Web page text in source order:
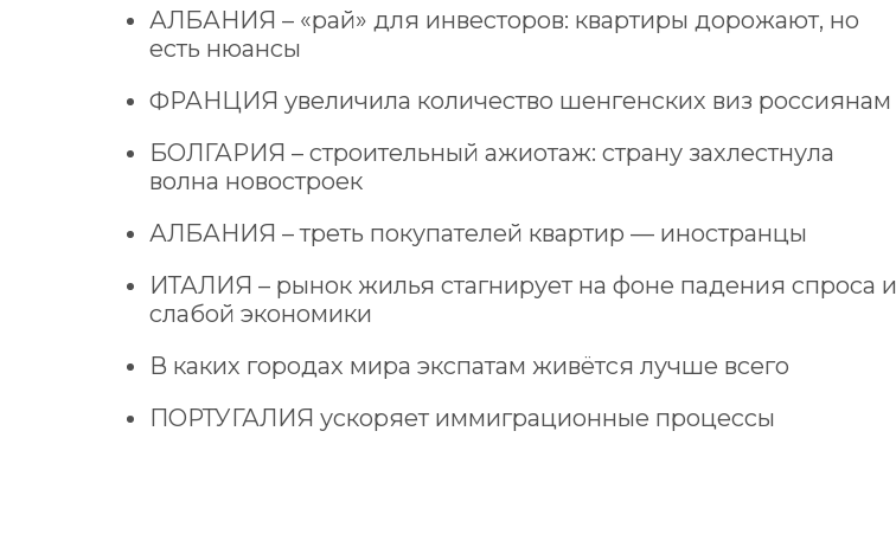
АЛБАНИЯ – «рай» для инвесторов: квартиры дорожают, но
есть нюансы
ФРАНЦИЯ увеличила количество шенгенских виз россиянам
БОЛГАРИЯ – строительный ажиотаж: страну захлестнула
волна новостроек
АЛБАНИЯ – треть покупателей квартир — иностранцы
ИТАЛИЯ – рынок жилья стагнирует на фоне падения спроса и
слабой экономики
В каких городах мира экспатам живётся лучше всего
ПОРТУГАЛИЯ ускоряет иммиграционные процессы